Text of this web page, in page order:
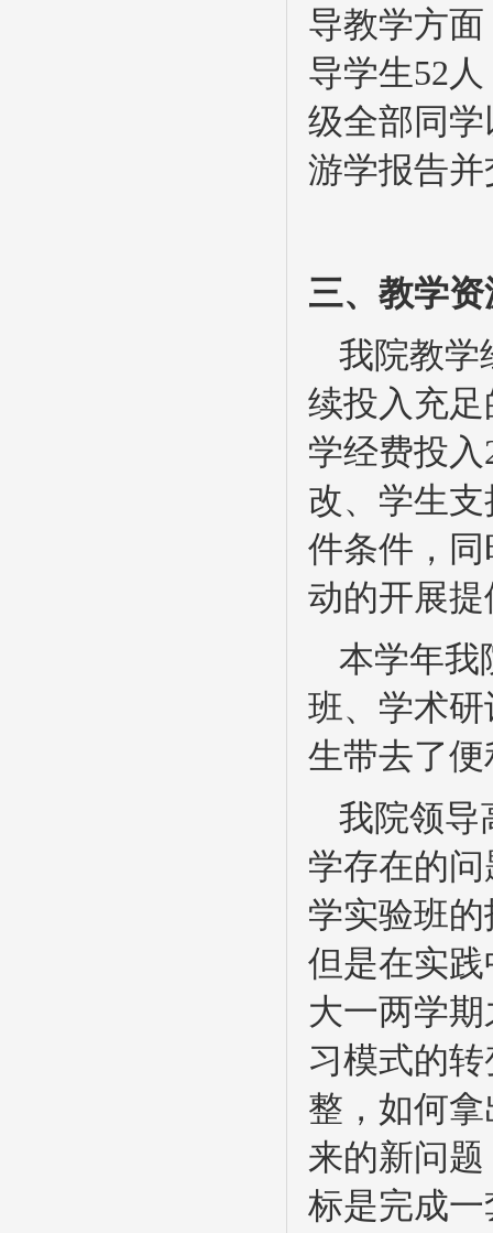
导教学方
导学生52
级全部同
游学报告
三、教学资
我院教学
续投入充
学经费投
改、学生
件条件，
动的开展
本学年我
班、学术
生带去了便
我院领导
学存在的
学实验班
但是在实
大一两学
习模式的
整，如何
来的新问
标是完成